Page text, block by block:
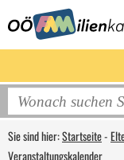
Sie sind hier:Startseite-
Veranstaltungskalender